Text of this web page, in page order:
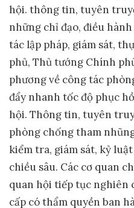
hội. thông tin, tuyên
những chỉ đạo, điều
tác lập pháp, giám sát,
phủ, Thủ tướng Chính
phương về công tác
đẩy nhanh tốc độ phục
hội. Thông tin, tuyên
phòng chống tham
kiểm tra, giám sát, kỷ
chiều sâu. Các cơ quan
quan hội tiếp tục nghiên
cấp có thẩm quyền ban